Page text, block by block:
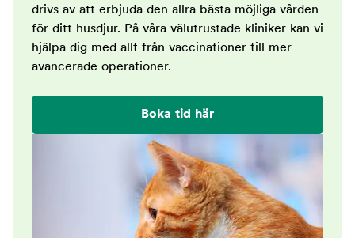
drivs av att erbjuda den allra bästa möjliga vården
för ditt husdjur. På våra välutrustade kliniker kan vi
hjälpa dig med allt från vaccinationer till mer
avancerade operationer.
Boka tid här